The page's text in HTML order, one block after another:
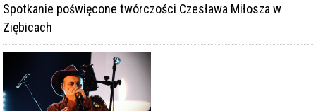
Spotkanie poświęcone twórczości Czesława Miłosza w
Ziębicach